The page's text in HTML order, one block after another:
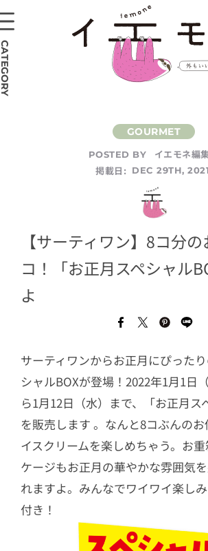
POSTED BY
イエモネ編
掲載日:
DEC 29TH,
【サーティワン】8コ分
コ！「お正月スペシャル
よ
サーティワンからお正月にぴった
シャルBOXが登場！2022年1月1日
ら1月12日（水）まで、「お正月ス
を販売します 。なんと8コぶんの
イスクリームを楽しめちゃう。お
ケージもお正月の華やかな雰囲気
れますよ。みんなでワイワイ楽し
付き！